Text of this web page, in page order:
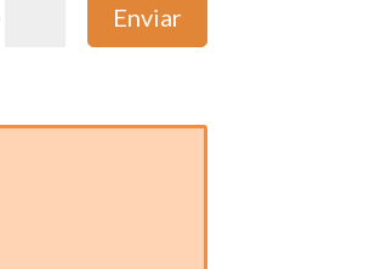
Enviar